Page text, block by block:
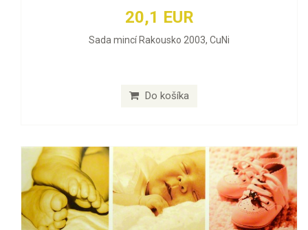
20,1 EUR
Sada mincí Rakousko 2003, CuNi
Do košíka